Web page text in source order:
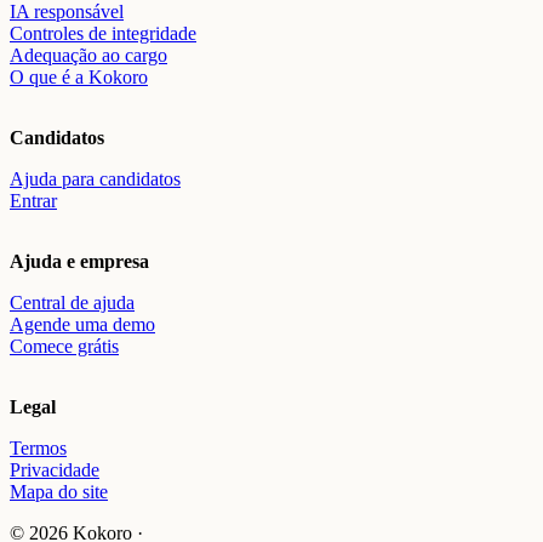
IA responsável
Controles de integridade
Adequação ao cargo
O que é a Kokoro
Candidatos
Ajuda para candidatos
Entrar
Ajuda e empresa
Central de ajuda
Agende uma demo
Comece grátis
Legal
Termos
Privacidade
Mapa do site
© 2026 Kokoro ·